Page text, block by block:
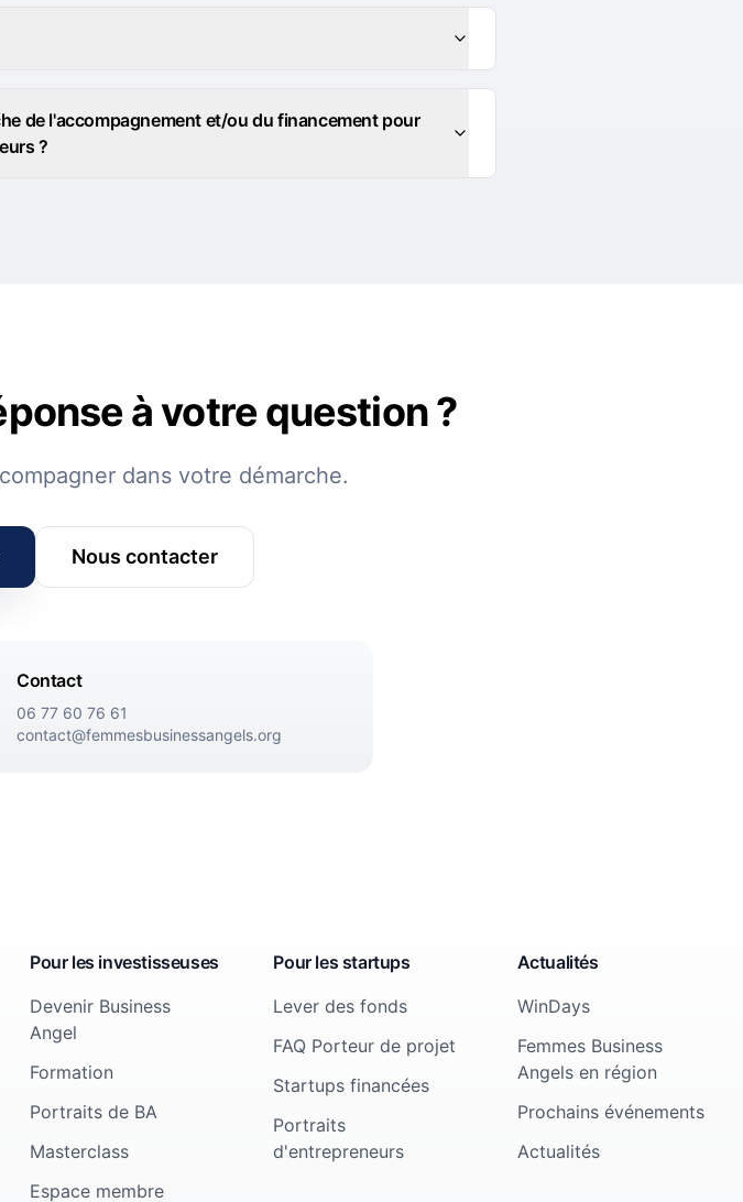
de l'accompagnement et/ou du financement pour
?
à votre question ?
dans votre démarche.
Nous contacter
Contact
06 77 60 76 61
contact@femmesbusinessangels.org
Pour les investisseuses
Devenir Business
Angel
Formation
Portraits de BA
Masterclass
Espace membre
Pour les startups
Lever des fonds
FAQ Porteur de projet
Startups financées
Portraits
d'entrepreneurs
Actualités
WinDays
Femmes Business
Angels en région
Prochains événements
Actualités